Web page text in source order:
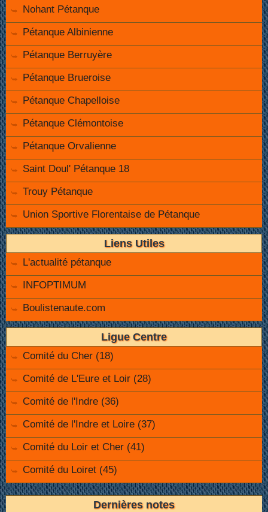
Nohant Pétanque
Pétanque Albinienne
Pétanque Berruyère
Pétanque Brueroise
Pétanque Chapelloise
Pétanque Clémontoise
Pétanque Orvalienne
Saint Doul' Pétanque 18
Trouy Pétanque
Union Sportive Florentaise de Pétanque
Liens Utiles
L'actualité pétanque
INFOPTIMUM
Boulistenaute.com
Ligue Centre
Comité du Cher (18)
Comité de L'Eure et Loir (28)
Comité de l'Indre (36)
Comité de l'Indre et Loire (37)
Comité du Loir et Cher (41)
Comité du Loiret (45)
Dernières notes